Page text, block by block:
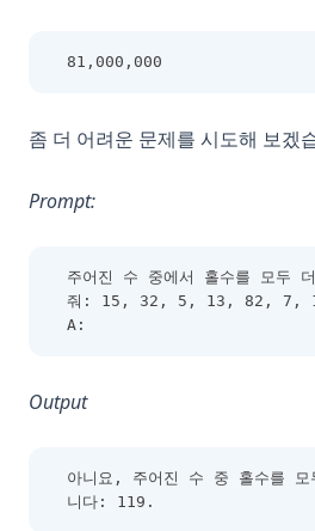
81,000,000
좀 더 어려운 문제를 시도해 보겠
Prompt:
주어진 수 중에서 홀수를 모두
줘: 15, 32, 5, 13, 82, 7,
A:
Output
아니요, 주어진 수 중 홀수를 모
니다: 119.